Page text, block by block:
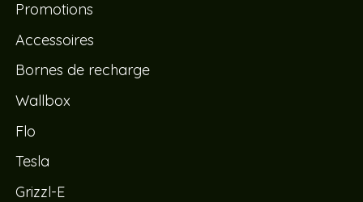
Promotions
Accessoires
Bornes de recharge
Wallbox
Flo
Tesla
Grizzl-E